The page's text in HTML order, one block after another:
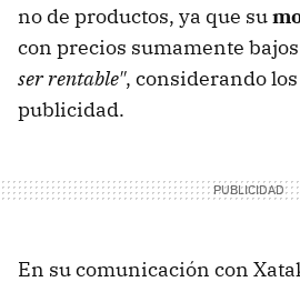
no de productos, ya que su
con precios sumamente
ser rentable", considerando
publicidad.
En su comunicación con